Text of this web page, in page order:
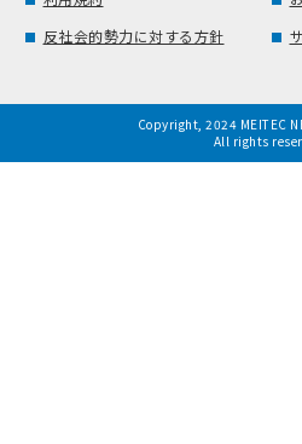
反社会的勢力に対する方針
Copyright, 2024 MEITEC
All rights